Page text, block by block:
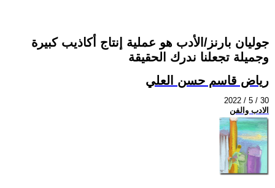
جوليان بارنز/الأدب هو عملية إنتاج أكاذيب كبيرة
وجميلة تجعلنا ندرك الحقيقة
رياض قاسم حسن العلي
2022 / 5 / 30
الادب والفن